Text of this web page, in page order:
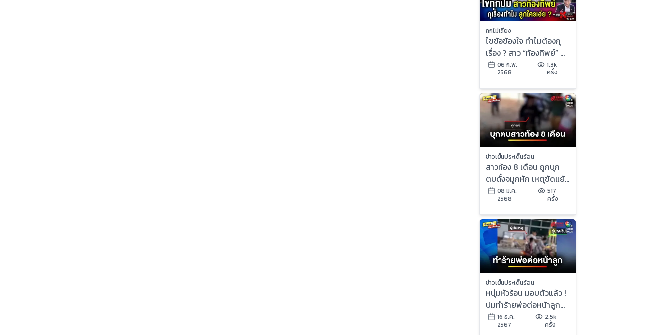
ถกไม่เถียง
ไขข้อข้องใจ ทำไมต้องกุ
เรื่อง ? สาว “ท้องทิพย์” กึ่ง
รับสารภาพ แต่ไม่ยอมจน
06 ก.พ.
2568
1.3k
ครั้ง
ข่าวเย็นประเด็นร้อน
สาวท้อง 8 เดือน ถูกบุก
ตบดั้งจมูกหัก เหตุขัดแย้ง
บนโซเชียล | ข่าวเย็น
ประเด็นร้อน
08 ม.ค.
2568
517
ครั้ง
ข่าวเย็นประเด็นร้อน
หนุ่มหัวร้อน มอบตัวแล้ว !
ปมทำร้ายพ่อต่อหน้าลูก
อ้างป้องกันตัว | ข่าวเย็น
ประเด็นร้อน
16 ธ.ค.
2567
2.5k
ครั้ง